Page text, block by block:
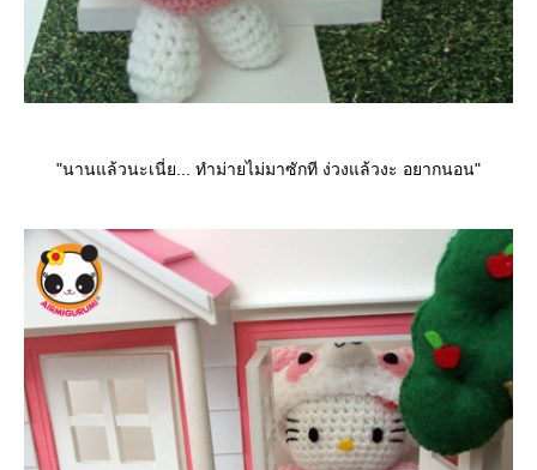
"นานแล้วนะเนี่ย... ทำม่ายไม่มาซักที ง่วงแล้วงะ อยากนอน"